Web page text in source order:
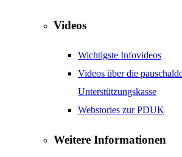
Videos
Wichtigste Infovideos
Videos über die
Unterstützungskasse
Webstories zur PDUK
Weitere Informationen